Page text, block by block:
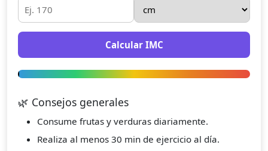
Calcular IMC
🌿 Consejos generales
Consume frutas y verduras diariamente.
Realiza al menos 30 min de ejercicio al día.